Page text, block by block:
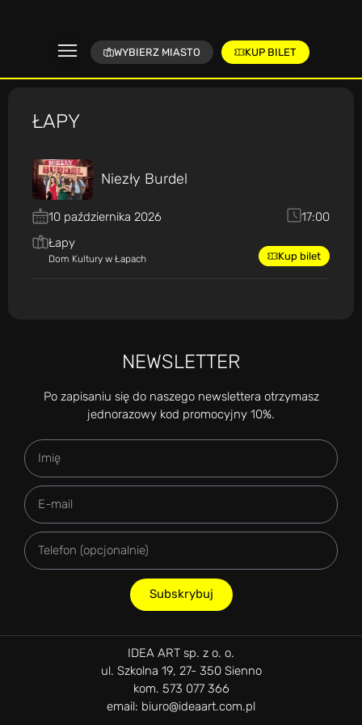
WYBIERZ MIASTO KUP BILET
ŁAPY
Niezły Burdel
10 października 2026
17:00
Łapy
Dom Kultury w Łapach Kup bilet
NEWSLETTER
Po zapisaniu się do naszego newslettera otrzymasz
jednorazowy kod promocyjny 10%.
Subskrybuj
IDEA ART sp. z o. o.
ul. Szkolna 19, 27- 350 Sienno
kom. 573 077 366
email: biuro@ideaart.com.pl